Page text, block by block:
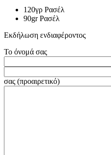
120γρ Ρασέλ
90gr Ρασέλ
Εκδήλωση ενδιαφέροντος
Το όνομά σας
σας (προαιρετικό)